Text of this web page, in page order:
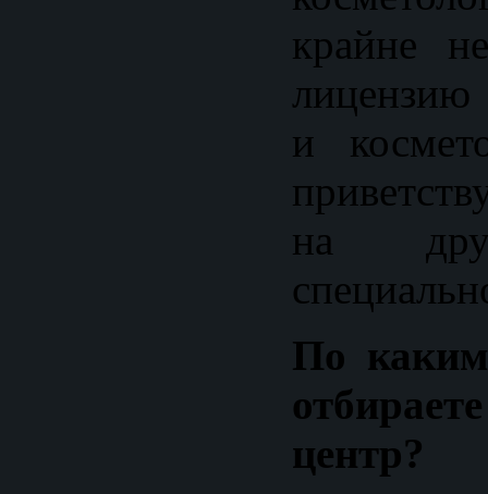
крайне
лицензию
и
на
По
центр?